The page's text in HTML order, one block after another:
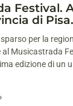
Festival.
di Pisa.
per la
al Musicastrada
edizione di un